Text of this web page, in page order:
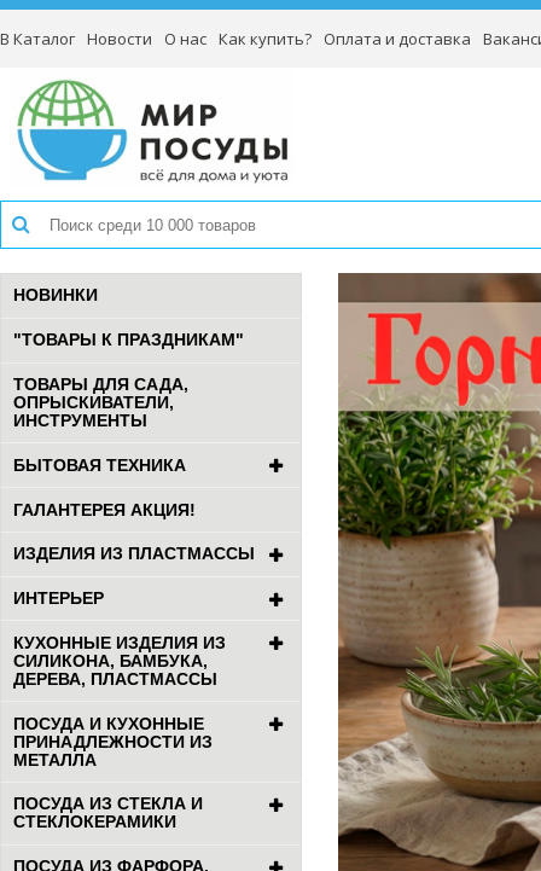
В Каталог Новости О нас Как купить? Оплата и доставка
НОВИНКИ
"ТОВАРЫ К ПРАЗДНИКАМ"
ТОВАРЫ ДЛЯ САДА,
ОПРЫСКИВАТЕЛИ,
ИНСТРУМЕНТЫ
БЫТОВАЯ ТЕХНИКА
ГАЛАНТЕРЕЯ АКЦИЯ!
ИЗДЕЛИЯ ИЗ ПЛАСТМАССЫ
ИНТЕРЬЕР
КУХОННЫЕ ИЗДЕЛИЯ ИЗ
СИЛИКОНА, БАМБУКА,
ДЕРЕВА, ПЛАСТМАССЫ
ПОСУДА И КУХОННЫЕ
ПРИНАДЛЕЖНОСТИ ИЗ
МЕТАЛЛА
ПОСУДА ИЗ СТЕКЛА И
СТЕКЛОКЕРАМИКИ
ПОСУДА ИЗ ФАРФОРА,